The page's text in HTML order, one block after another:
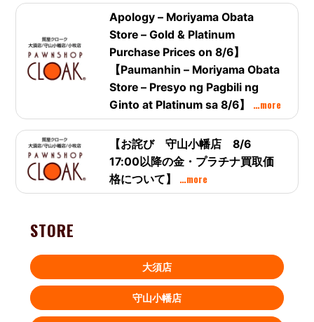
Apology – Moriyama Obata
Store – Gold & Platinum
Purchase Prices on 8/6】
【Paumanhin – Moriyama Obata
Store – Presyo ng Pagbili ng
Ginto at Platinum sa 8/6】 …more
【お詫び 守山小幡店 8/6
17:00以降の金・プラチナ買取価
格について】 …more
STORE
大須店
守山小幡店